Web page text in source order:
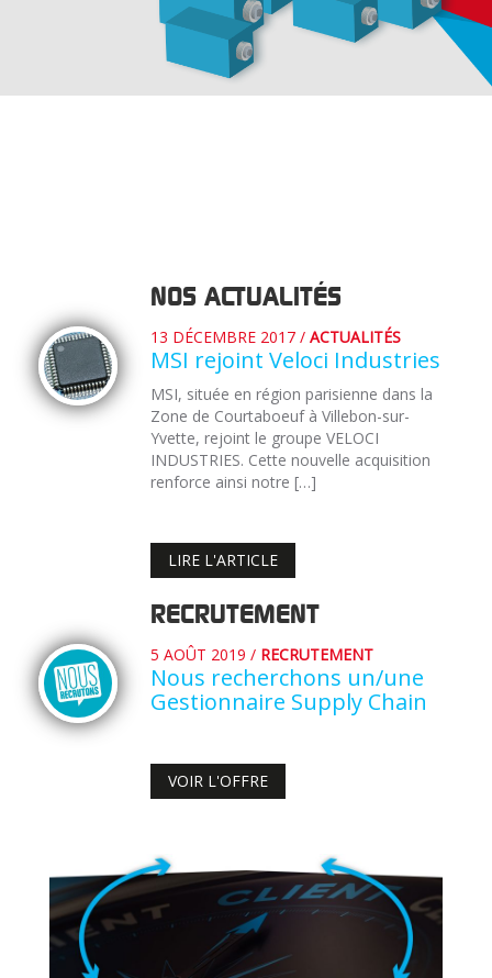
NOS ACTUALITÉS
13 DÉCEMBRE 2017 / ACTUALITÉS
MSI rejoint Veloci Industries
MSI, située en région parisienne dans la
Zone de Courtaboeuf à Villebon-sur-
Yvette, rejoint le groupe VELOCI
INDUSTRIES. Cette nouvelle acquisition
renforce ainsi notre […]
LIRE L'ARTICLE
RECRUTEMENT
5 AOÛT 2019 / RECRUTEMENT
Nous recherchons un/une
Gestionnaire Supply Chain
VOIR L'OFFRE